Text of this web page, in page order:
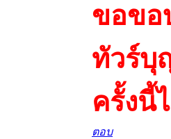
ขอขอ
ทัวร์บุ
ครั้งนี้
ตอบ